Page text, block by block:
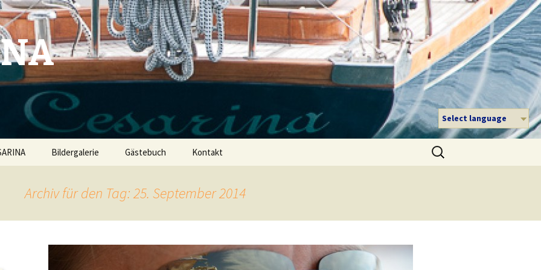
Select language
Bildergalerie Gästebuch Kontakt
Suche
nach:
Archiv für den Tag: 25. September 2014